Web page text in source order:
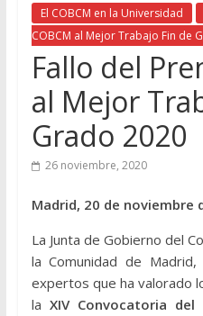
El COBCM en la Universidad
COBCM al Mejor Trabajo Fin de
Fallo del
al Mejor
Grado 2020
26 noviembre, 2020
Madrid, 20 de noviembre
La Junta de Gobierno del
la Comunidad de
expertos que ha valorado
la XIV Convocatoria del